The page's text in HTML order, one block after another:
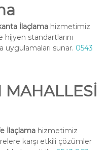
İlaçlamahizmetimiz
standartlarını
sunar. 0543
İlaçlamahizmetimiz
karşı etkili çözümler